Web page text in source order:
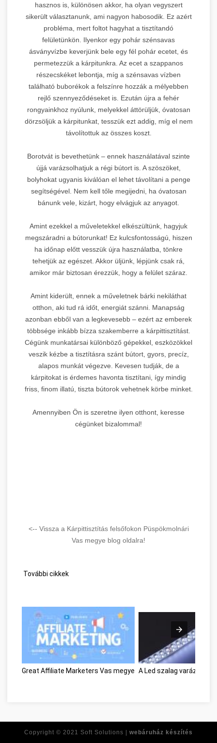
hasznos is, különösen akkor, ha olyan vegyszert
sikerült választanunk, ami nagyon habosodik. Ez azért
probléma, mert foltot hagyhat a tisztítandó
felületünkön. Ilyenkor egy pohár szénsavas
ásványvízbe keverjünk bele egy fél pohár ecetet, és
permetezzük a kárpitunkra. Az ecet a szappanos
részecskéket lebontja, míg a szénsavas vízben
található buborékok a felszínre hozzák a mélyebben
rejlő szennyeződéseket is. Ezután újra a fehér
rongyainkhoz nyúlunk, melyekkel áttörüljük, óvatosan
dörzsöljük a kárpitunkat, tesszük ezt addig, míg el nem
távolítottuk az összes koszt.
Borotvát is bevethetünk – ennek használatával szinte
újjá varázsolhatjuk a régi bútort is. A szöszöket,
bolyhokat ugyanis kiválóan el lehet távolítani a penge
segítségével. Nem kell tőle megijedni, ha óvatosan
bánunk vele, kizárt, hogy elvágjuk az anyagot.
Amint ezekkel a műveletekkel elkészültünk, hagyjuk
megszáradni a bútorunkat! Ez kulcsfontosságú, hiszen
ha időnap előtt vesszük újra használatba, tönkre
tehetjük az egészet. Akkor üljünk, lépjünk csak rá,
amikor már biztosan érezzük, hogy a felület száraz.
Amint kiderült, ennek a műveletnek bárki nekiláthat
otthon, aki tud rá időt, energiát szánni. Manapság
azonban ebből van a legkevesebb – ezért az emberek
többsége inkább bízza szakemberre a kárpittisztítást.
Cégünk munkatársai különböző gépekkel, eszközökkel
veszik kézbe a tisztításra szánt bútort, gyors, precíz,
alapos munkát végezve. Kevesen tudják, de a
kárpitokat is érdemes havonta tisztítani, így mindig
friss, finom illatú, tiszta bútorok vehetnek körbe minket.
Amennyiben Ön is szeretne ilyen otthont, keresse
cégünket bizalommal!
<-- Vissza a Kárpittisztítás felsőfokon Püspökmolnári
Vas megye blog oldalra!
További cikkek
Great Affiliate Marketers Vas megye A Led szalag varázsa
Copyright © 2021 Soft Solutions | webáruház készítés